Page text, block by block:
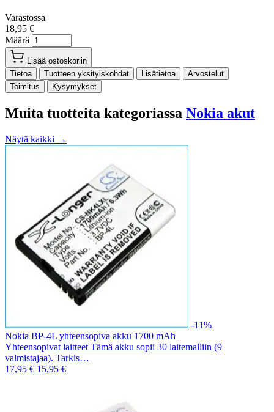
Varastossa
18,95 €
Määrä
Lisää ostoskoriin
Tietoa
Tuotteen yksityiskohdat Lisätietoa
Arvostelut
Toimitus
Kysymykset
Muita tuotteita kategoriassa Nokia akut
Näytä kaikki →
-11%
Nokia BP-4L yhteensopiva akku 1700 mAh
Yhteensopivat laitteet Tämä akku sopii 30 laitemalliin (9
valmistajaa). Tarkis…
17,95 € 15,95 €